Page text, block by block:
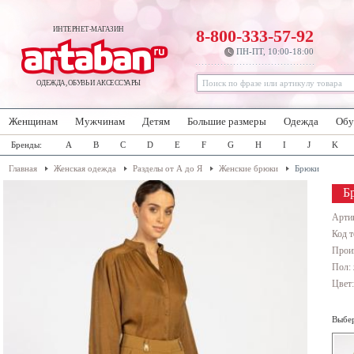
ИНТЕРНЕТ-МАГАЗИН
ОДЕЖДА, ОБУВЬ И АКСЕССУАРЫ
8-800-333-57-92
ПН-ПТ, 10:00-18:00
Женщинам Мужчинам Детям Большие размеры Одежда
Бренды: A B C D E F G H I J K
Главная Женская одежда Разделы от А до Я Женские брюки Брюки
Код
Пол: